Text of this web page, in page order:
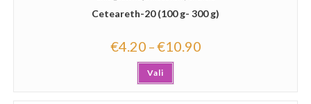
Ceteareth-20 (100 g- 300 g)
€4.20 –€10.90
Vali